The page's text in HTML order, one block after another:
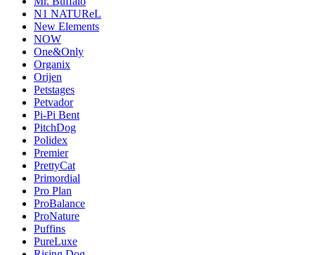
N1 NATUReL
New Elements
NOW
One&Only
Organix
Orijen
Petstages
Petvador
Pi-Pi Bent
PitchDog
Polidex
Premier
PrettyCat
Primordial
Pro Plan
ProBalance
ProNature
Puffins
PureLuxe